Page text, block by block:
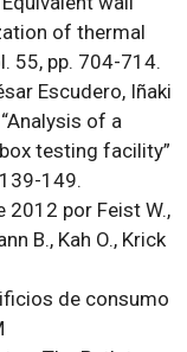
of thermal
55, pp. 704-714.
Escudero, Iñaki
of a
testing facility”
149.
2012 por Feist W.,
B., Kah O., Krick
de consumo